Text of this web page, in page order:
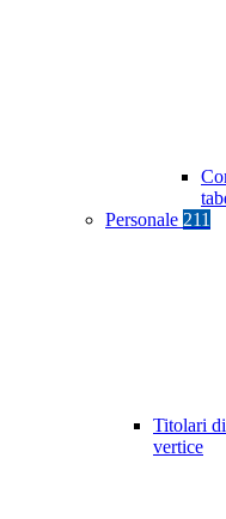
Personale 211
Titolari
vertice